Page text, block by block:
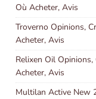
Où Acheter, Avis
Troverno Opinions,
Acheter, Avis
Relixen Oil
Acheter, Avis
Multilan Active New